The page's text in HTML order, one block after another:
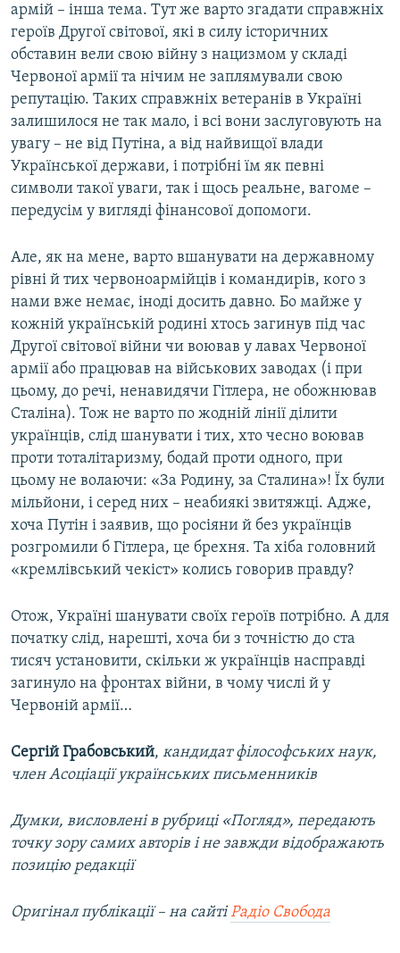
армій – інша тема. Тут же варто згадати справжніх
героїв Другої світової, які в силу історичних
обставин вели свою війну з нацизмом у складі
Червоної армії та нічим не заплямували свою
репутацію. Таких справжніх ветеранів в Україні
залишилося не так мало, і всі вони заслуговують на
увагу – не від Путіна, а від найвищої влади
Української держави, і потрібні їм як певні
символи такої уваги, так і щось реальне, вагоме –
передусім у вигляді фінансової допомоги.
Але, як на мене, варто вшанувати на державному
рівні й тих червоноармійців і командирів, кого з
нами вже немає, іноді досить давно. Бо майже у
кожній українській родині хтось загинув під час
Другої світової війни чи воював у лавах Червоної
армії або працював на військових заводах (і при
цьому, до речі, ненавидячи Гітлера, не обожнював
Сталіна). Тож не варто по жодній лінії ділити
українців, слід шанувати і тих, хто чесно воював
проти тоталітаризму, бодай проти одного, при
цьому не волаючи: «За Родину, за Сталина»! Їх були
мільйони, і серед них – неабиякі звитяжці. Адже,
хоча Путін і заявив, що росіяни й без українців
розгромили б Гітлера, це брехня. Та хіба головний
«кремлівський чекіст» колись говорив правду?
Отож, Україні шанувати своїх героїв потрібно. А для
початку слід, нарешті, хоча би з точністю до ста
тисяч установити, скільки ж українців насправді
загинуло на фронтах війни, в чому числі й у
Червоній армії…
Сергій Грабовський, кандидат філософських наук,
член Асоціації українських письменників
Думки, висловлені в рубриці «Погляд», передають
точку зору самих авторів і не завжди відображають
позицію редакції
Оригінал публікації –​ на сайтіРадіо Свобода